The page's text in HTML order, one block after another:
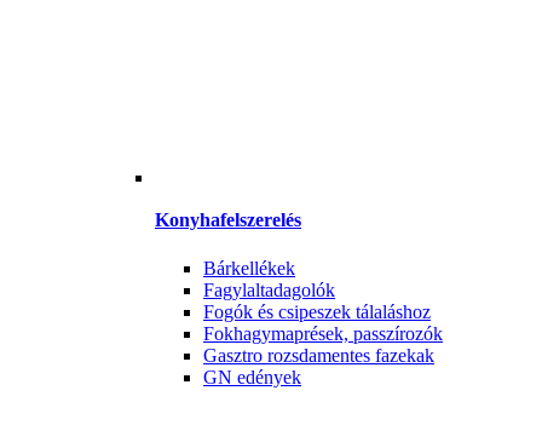
Konyhafelszerelés
Bárkellékek
Fagylaltadagolók
Fogók és csipeszek tálaláshoz
Fokhagymaprések, passzírozók
Gasztro rozsdamentes fazekak
GN edények